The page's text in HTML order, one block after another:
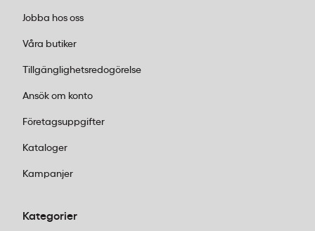
Jobba hos oss
Våra butiker
Tillgänglighetsredogörelse
Ansök om konto
Företagsuppgifter
Kataloger
Kampanjer
Kategorier